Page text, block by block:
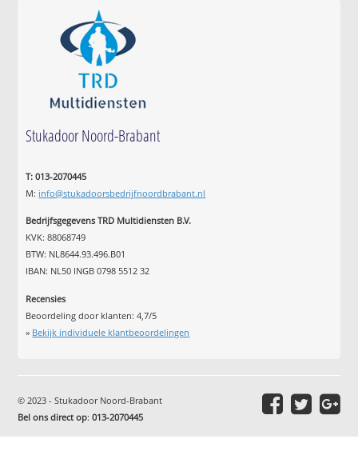
Stukadoor Noord-Brabant
T: 013-2070445
M: info@stukadoorsbedrijfnoordbrabant.nl
Bedrijfsgegevens TRD Multidiensten B.V.
KVK: 88068749
BTW: NL8644.93.496.B01
IBAN: NL50 INGB 0798 5512 32
Recensies
Beoordeling door klanten:4,7/5
» Bekijk individuele klantbeoordelingen
© 2023 - Stukadoor Noord-Brabant
Bel ons direct op:013-2070445